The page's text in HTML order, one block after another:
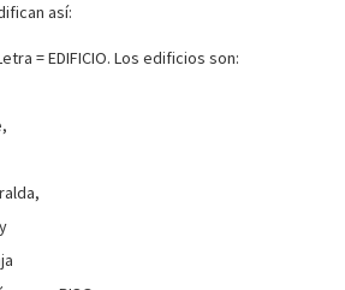
así:
= EDIFICIO. Los edificios son: